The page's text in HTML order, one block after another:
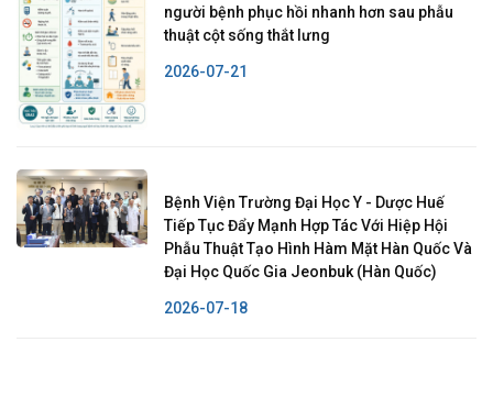
người bệnh phục hồi nhanh hơn sau phẫu
thuật cột sống thắt lưng
2026-07-21
Bệnh Viện Trường Đại Học Y - Dược Huế
Tiếp Tục Đẩy Mạnh Hợp Tác Với Hiệp Hội
Phẫu Thuật Tạo Hình Hàm Mặt Hàn Quốc Và
Đại Học Quốc Gia Jeonbuk (Hàn Quốc)
2026-07-18